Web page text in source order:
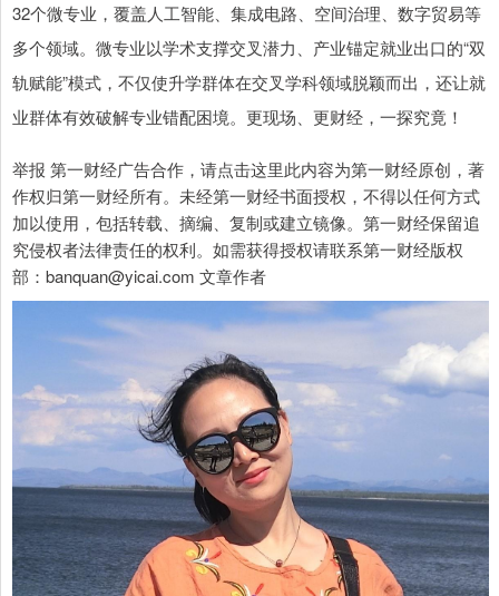
32个微专业，覆盖人工智能、集成电路、空间治理、数字贸易等
多个领域。微专业以学术支撑交叉潜力、产业锚定就业出口的“双
轨赋能”模式，不仅使升学群体在交叉学科领域脱颖而出，还让就
业群体有效破解专业错配困境。更现场、更财经，一探究竟！
举报 第一财经广告合作，请点击这里此内容为第一财经原创，著
作权归第一财经所有。未经第一财经书面授权，不得以任何方式
加以使用，包括转载、摘编、复制或建立镜像。第一财经保留追
究侵权者法律责任的权利。如需获得授权请联系第一财经版权
部：banquan@yicai.com 文章作者